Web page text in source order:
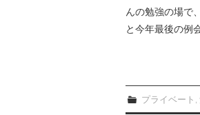
んの勉強の場で
と今年最後の例
プライベート ,